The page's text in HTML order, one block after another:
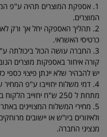
1. אספקת המוצרים תהיה ע"פ
המוצרים.
2. תהליך האספקה יחל אך ורק
כרטיסי האשראי.
3. החברה עושה הכול ביכולתה
קורה איחור באספקות מוצרים
יש להבהיר שלא יינתן פיצוי כספי
4. דמי משלוח יחוייבו ע"פ
מתחת ל 250 ש"ח יחוייב הלקוח ב 40 ש"ח דמי משלוח.
5. מחירי המשלוח המצויינים
ולאיזורים ביו"ש או יישובים
מנציגי החברה.